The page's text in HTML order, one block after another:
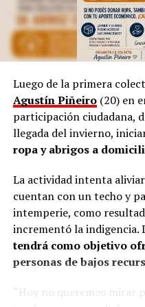
Por otra parte, Marinoni
provocador, así como
las niñas representando
los tamborileros
costumbres tradicionales
veces no entendemos la
En esa línea, en 2014,
personaje de la mitología
largo y envuelto en su
una gran polémica en el
Cocomarola, de
chamamecero.
“Las políticas culturales
el coreógrafo posadeño al
Estado el que garantizó
Luego de la primera
Agustín Piñeiro(20) en
participación ciudadana,
llegada del invierno,
ropa y abrigos a
La actividad intenta
cuentan con un techo y
intemperie, como
incrementó la indigencia.
tendrá como objetivo
personas de bajos
“Hoy no queremos mirar